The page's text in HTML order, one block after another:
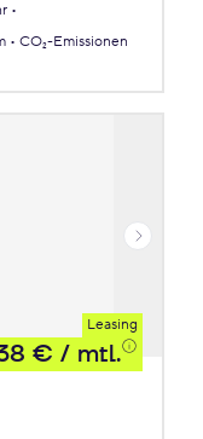
CO₂-Emissionen
Leasing
€ / mtl.